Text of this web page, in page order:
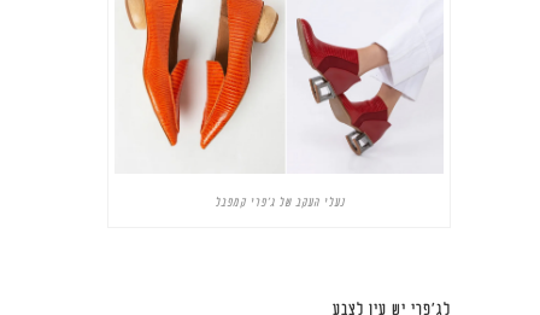
נעלי העקב של ג'פרי קמפבל
לג'פרי יש עין לצבע